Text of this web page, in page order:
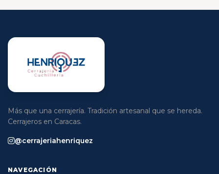
Más que una cerrajería. Tradición artesanal que se hereda.
Cerrajeros en Caracas.
@cerrajeriahenriquez
NAVEGACIÓN